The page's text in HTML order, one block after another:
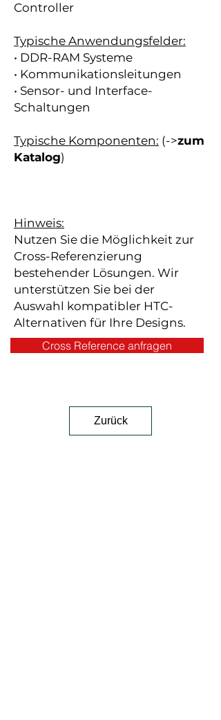
Controller
Typische Anwendungsfelder:
• DDR-RAM Systeme
• Kommunikationsleitungen
• Sensor- und Interface-
Schaltungen
Typische Komponenten: (->zum
Katalog)
Hinweis:
Nutzen Sie die Möglichkeit zur
Cross-Referenzierung
bestehender Lösungen. Wir
unterstützen Sie bei der
Auswahl kompatibler HTC-
Alternativen für Ihre Designs.
Cross Reference anfragen
Zurück